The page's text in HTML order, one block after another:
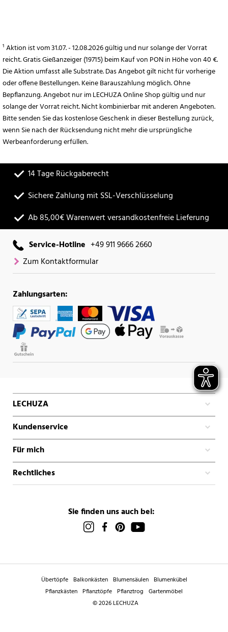
¹ Aktion ist vom 31.07. - 12.08.2026 gültig und nur solange der Vorrat
reicht. Gratis Gießanzeiger (19715) beim Kauf von PON in Höhe von 40 €.
Die Aktion umfasst alle Substrate. Das Angebot gilt nicht für vorherige
oder offene Bestellungen. Keine Barauszahlung möglich. Ohne
Bepflanzung. Angebot nur im LECHUZA Online Shop gültig und nur
solange der Vorrat reicht. Nicht kombinierbar mit anderen Angeboten.
Bitte senden Sie das kostenlose Geschenk in dieser Bestellung zurück,
wenn Sie nach der Rücksendung nicht mehr die ursprüngliche
Werbeanforderung erfüllen.
14 Tage Rückgaberecht
Sichere Zahlung mit SSL-Verschlüsselung
Ab 85,00€ Warenwert versandkostenfreie Lieferung
Service-Hotline +49 911 9666 2660
Zum Kontaktformular
Zahlungsarten:
LECHUZA
Kundenservice
Für mich
Rechtliches
Sie finden uns auch bei:
Übertöpfe Balkonkästen Blumensäulen Blumenkübel
Pflanzkästen Pflanztöpfe Pflanztrog Gartenmöbel
© 2026 LECHUZA